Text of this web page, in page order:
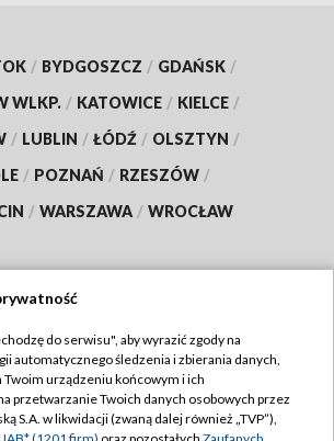
/ BYDGOSZCZ / GDAŃSK /
WLKP. / KATOWICE / KIELCE /
/ LUBLIN / ŁÓDŹ / OLSZTYN /
/ POZNAŃ / RZESZÓW /
/ WARSZAWA / WROCŁAW
TVP
Regulamin TVP
do serwisu", aby wyrazić zgody na
automatycznego śledzenia i zbierania danych,
Twoim urządzeniu końcowym i ich
przetwarzanie Twoich danych osobowych przez
S.A. w likwidacji (zwaną dalej również „TVP”),